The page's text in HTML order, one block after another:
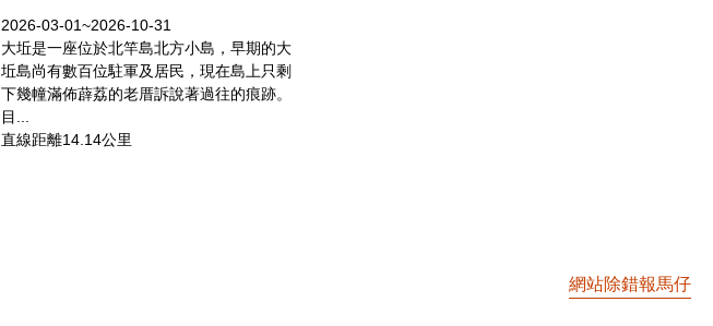
2026-03-01~2026-10-31
大坵是一座位於北竿島北方小島，早期的大
坵島尚有數百位駐軍及居民，現在島上只剩
下幾幢滿佈薜荔的老厝訴說著過往的痕跡。
目...
直線距離14.14公里
網站除錯報馬仔